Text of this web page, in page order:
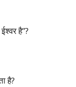
है”?
है?